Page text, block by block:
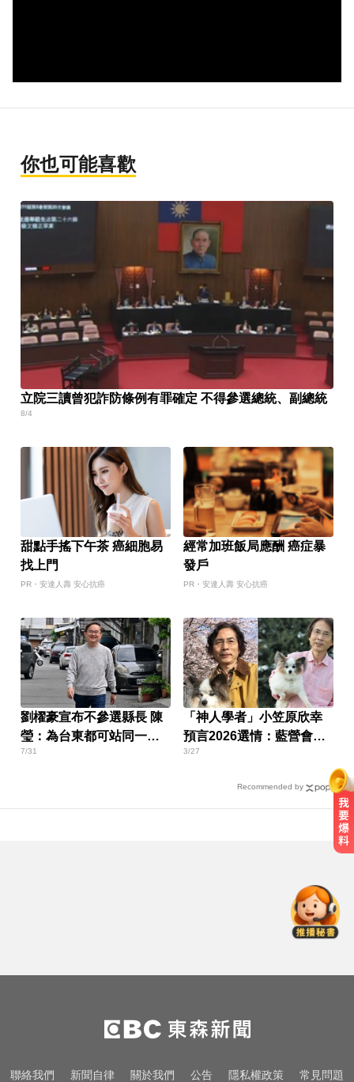
你也可能喜歡
立院三讀曾犯詐防條例有罪確定 不得參選總統、副總統
8/4
甜點手搖下午茶 癌細胞易
找上門
PR・安達人壽 安心抗癌
經常加班飯局應酬 癌症暴
發戶
PR・安達人壽 安心抗癌
劉櫂豪宣布不參選縣長 陳
瑩：為台東都可站同一方
向
7/31
「神人學者」小笠原欣幸
預言2026選情：藍營會失
去3、4個縣市
3/27
Recommended by
給水手終止4連勝
颱風假怎麼放？停班課標準、宣布
時間一次看
才宣佈停播一週！網紅「肥大叔」
聯絡我們 新聞自律 關於我們 公告 隱私權政策 常見問題